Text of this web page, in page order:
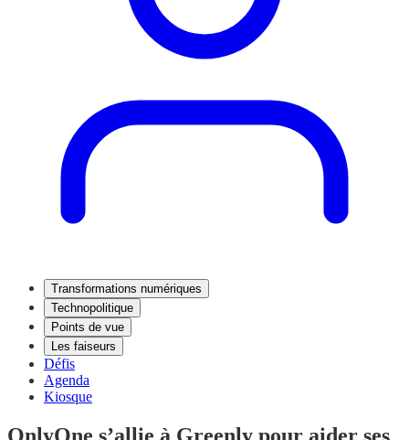
Transformations numériques
Technopolitique
Points de vue
Les faiseurs
Défis
Agenda
Kiosque